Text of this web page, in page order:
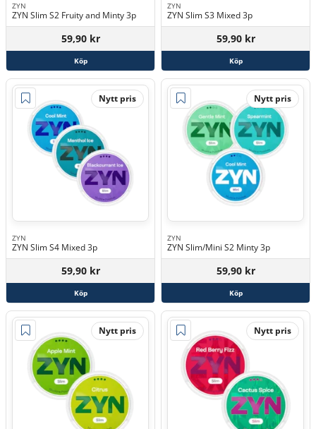
ZYN
ZYN Slim S2 Fruity and Minty 3p
59,90 kr
Köp
ZYN
ZYN Slim S3 Mixed 3p
59,90 kr
Köp
Nytt pris
ZYN
ZYN Slim S4 Mixed 3p
59,90 kr
Köp
Nytt pris
ZYN
ZYN Slim/Mini S2 Minty 3p
59,90 kr
Köp
Nytt pris Nytt pris